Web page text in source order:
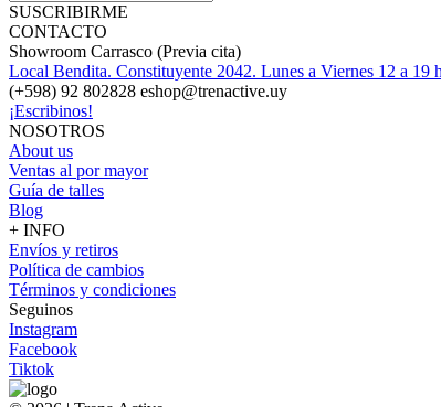
SUSCRIBIRME
CONTACTO
Showroom Carrasco (Previa cita)
Local Bendita. Constituyente 2042. Lunes a Viernes 12 a 19
(+598) 92 802828 eshop@trenactive.uy
¡Escribinos!
NOSOTROS
About us
Ventas al por mayor
Guía de talles
Blog
+ INFO
Envíos y retiros
Política de cambios
Términos y condiciones
Seguinos
Instagram
Facebook
Tiktok